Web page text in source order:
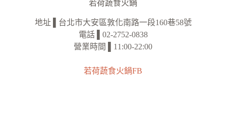
若荷蔬食火鍋
地址 ▌台北市大安區敦化南路一段160巷58號
電話 ▌02-2752-0838
營業時間 ▌11:00-22:00
若荷蔬食火鍋FB